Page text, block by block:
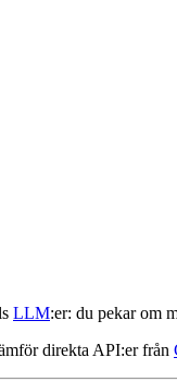
LLM:er: du pekar om
direkta API:er från